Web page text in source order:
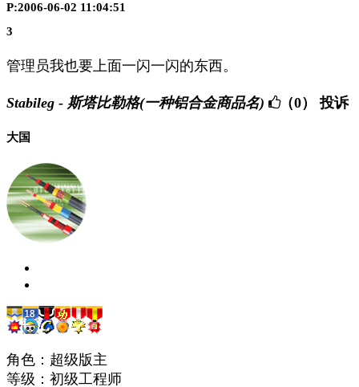
P:2006-06-02 11:04:51
3
管理员我也要上面一闪一闪的东西。
Stabileg - 斯塔比勒格(一种铝合金商品名) （0） 投诉
大国
角色：超级版主
等级：初级工程师